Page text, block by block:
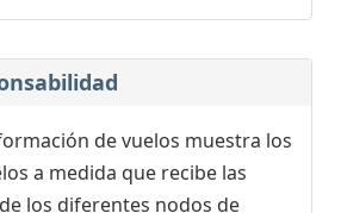
de vuelos muestra los
a medida que recibe las
los diferentes nodos de